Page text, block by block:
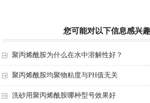
您可能对以下信息感兴
聚丙烯酰胺为什么在水中溶解性好？
聚丙烯酰胺均聚物粘度与PH值无关
洗砂用聚丙烯酰胺哪种型号效果好